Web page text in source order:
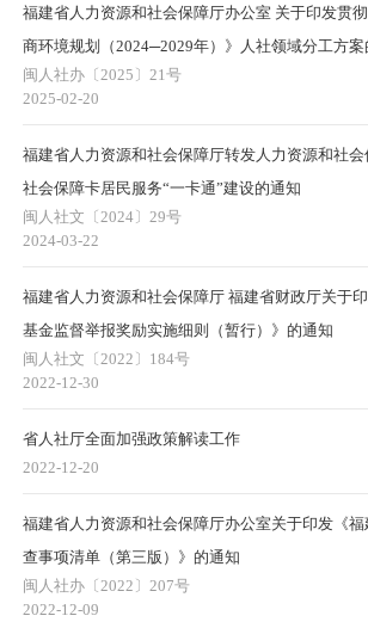
福建省人力资源和社会保障厅办公室 关于印发贯
商环境规划（2024─2029年）》人社领域分工方案
闽人社办〔2025〕21号
2025-02-20
福建省人力资源和社会保障厅转发人力资源和社
社会保障卡居民服务“一卡通”建设的通知
闽人社文〔2024〕29号
2024-03-22
福建省人力资源和社会保障厅 福建省财政厅关于
基金监督举报奖励实施细则（暂行）》的通知
闽人社文〔2022〕184号
2022-12-30
省人社厅全面加强政策解读工作
2022-12-20
福建省人力资源和社会保障厅办公室关于印发《
查事项清单（第三版）》的通知
闽人社办〔2022〕207号
2022-12-09